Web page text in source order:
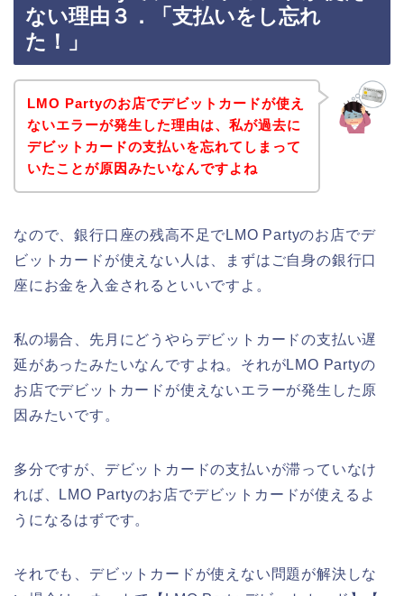
ない理由３．「支払いをし忘れ
た！」
LMO Partyのお店でデビットカードが使え
ないエラーが発生した理由は、私が過去に
デビットカードの支払いを忘れてしまって
いたことが原因みたいなんですよね
なので、銀行口座の残高不足でLMO Partyのお店でデ
ビットカードが使えない人は、まずはご自身の銀行口
座にお金を入金されるといいですよ。
私の場合、先月にどうやらデビットカードの支払い遅
延があったみたいなんですよね。それがLMO Partyの
お店でデビットカードが使えないエラーが発生した原
因みたいです。
多分ですが、デビットカードの支払いが滞っていなけ
れば、LMO Partyのお店でデビットカードが使えるよ
うになるはずです。
それでも、デビットカードが使えない問題が解決しな